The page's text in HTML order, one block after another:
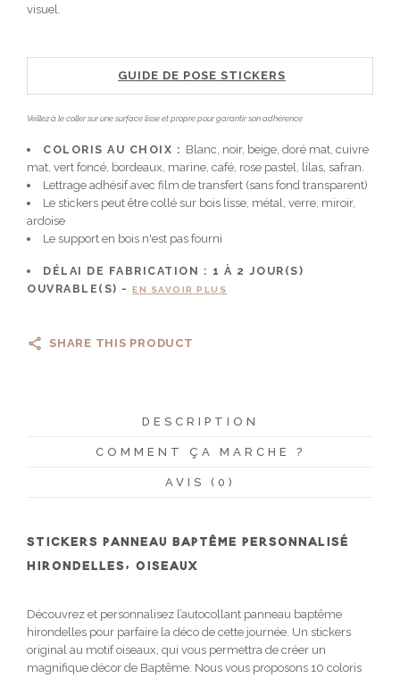
visuel.
GUIDE DE POSE STICKERS
Veillez à le coller sur une surface lisse et propre pour garantir son adhérence
COLORIS AU CHOIX : Blanc, noir, beige, doré mat, cuivre
mat, vert foncé, bordeaux, marine, café, rose pastel, lilas, safran.
Lettrage adhésif avec film de transfert (sans fond transparent)
Le stickers peut être collé sur bois lisse, métal, verre, miroir,
ardoise
Le support en bois n'est pas fourni
DÉLAI DE FABRICATION : 1 À 2 JOUR(S)
OUVRABLE(S) -
EN SAVOIR PLUS
SHARE THIS PRODUCT
DESCRIPTION
COMMENT ÇA MARCHE ?
AVIS (0)
STICKERS PANNEAU BAPTÊME PERSONNALISÉ
HIRONDELLES, OISEAUX
Découvrez et personnalisez l’autocollant panneau baptême
hirondelles pour parfaire la déco de cette journée. Un stickers
original au motif oiseaux, qui vous permettra de créer un
magnifique décor de Baptême. Nous vous proposons 10 coloris